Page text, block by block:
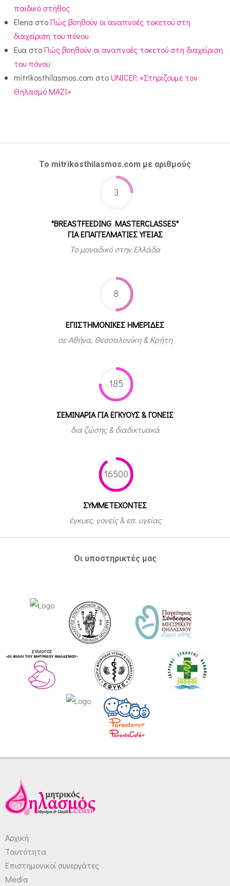
παιδικό στήθος
Elena στοΠώς βοηθούν οι αναπνοές τοκετού στη
διαχείριση του πόνου
Ευα στοΠώς βοηθούν οι αναπνοές τοκετού στη διαχείριση
του πόνου
mitrikosthilasmos.com στοUNICEF: «Στηρίζουμε τον
Θηλασμό ΜΑΖΙ»
Το mitrikosthilasmos.com με αριθμούς
3
"BREASTFEEDING MASTERCLASSES"
ΓΙΑ ΕΠΑΓΓΕΛΜΑΤΙΕΣ ΥΓΕΙΑΣ
Το μοναδικό στην Ελλάδα
8
ΕΠΙΣΤΗΜΟΝΙΚΕΣ ΗΜΕΡΙΔΕΣ
σε Αθήνα, Θεσσαλονίκη & Κρήτη
185
ΣΕΜΙΝΑΡΙΑ ΓΙΑ ΕΓΚΥΟΥΣ & ΓΟΝΕΙΣ
δια ζώσης & διαδικτυακά
16500
ΣΥΜΜΕΤEΧΟΝΤΕΣ
έγκυες, γονείς & επ. υγείας
Οι υποστηρικτές μας
Αρχική
Ταυτότητα
Επιστημονικοί συνεργάτες
Media